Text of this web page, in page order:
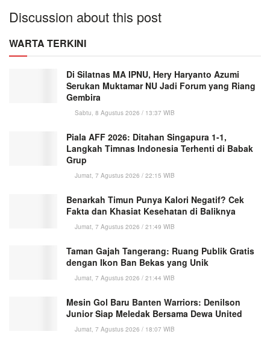
Discussion about this post
WARTA TERKINI
Di Silatnas MA IPNU, Hery Haryanto Azumi
Serukan Muktamar NU Jadi Forum yang Riang
Gembira
Sabtu, 8 Agustus 2026 / 13:37 WIB
Piala AFF 2026: Ditahan Singapura 1-1,
Langkah Timnas Indonesia Terhenti di Babak
Grup
Jumat, 7 Agustus 2026 / 22:15 WIB
Benarkah Timun Punya Kalori Negatif? Cek
Fakta dan Khasiat Kesehatan di Baliknya
Jumat, 7 Agustus 2026 / 21:49 WIB
Taman Gajah Tangerang: Ruang Publik Gratis
dengan Ikon Ban Bekas yang Unik
Jumat, 7 Agustus 2026 / 21:44 WIB
Mesin Gol Baru Banten Warriors: Denilson
Junior Siap Meledak Bersama Dewa United
Jumat, 7 Agustus 2026 / 18:07 WIB